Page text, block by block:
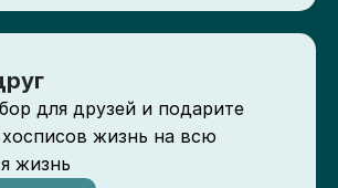
для друзей и подарите
жизнь на всю
жизнь